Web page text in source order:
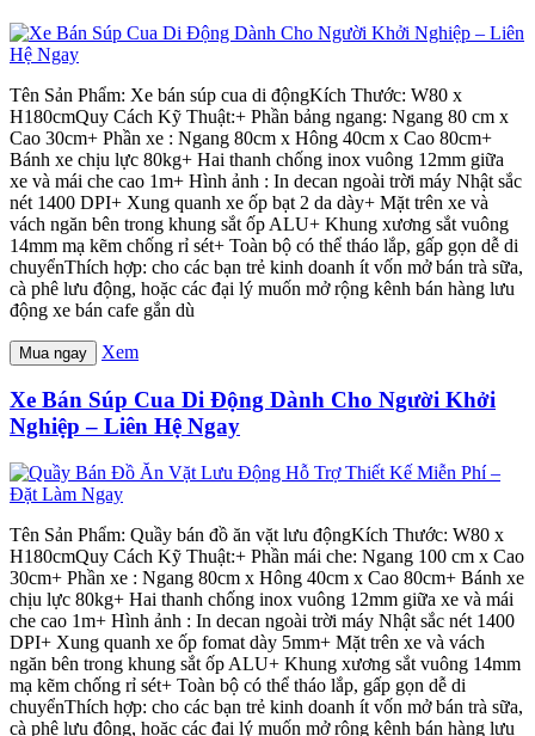
Tên Sản Phẩm: Xe bán súp cua di độngKích Thước: W80 x
H180cmQuy Cách Kỹ Thuật:+ Phần bảng ngang: Ngang 80 cm x
Cao 30cm+ Phần xe : Ngang 80cm x Hông 40cm x Cao 80cm+
Bánh xe chịu lực 80kg+ Hai thanh chống inox vuông 12mm giữa
xe và mái che cao 1m+ Hình ảnh : In decan ngoài trời máy Nhật sắc
nét 1400 DPI+ Xung quanh xe ốp bạt 2 da dày+ Mặt trên xe và
vách ngăn bên trong khung sắt ốp ALU+ Khung xương sắt vuông
14mm mạ kẽm chống rỉ sét+ Toàn bộ có thể tháo lắp, gấp gọn dễ di
chuyểnThích hợp: cho các bạn trẻ kinh doanh ít vốn mở bán trà sữa,
cà phê lưu động, hoặc các đại lý muốn mở rộng kênh bán hàng lưu
động xe bán cafe gắn dù
Mua ngay Xem
Xe Bán Súp Cua Di Động Dành Cho Người Khởi
Nghiệp – Liên Hệ Ngay
Tên Sản Phẩm: Quầy bán đồ ăn vặt lưu độngKích Thước: W80 x
H180cmQuy Cách Kỹ Thuật:+ Phần mái che: Ngang 100 cm x Cao
30cm+ Phần xe : Ngang 80cm x Hông 40cm x Cao 80cm+ Bánh xe
chịu lực 80kg+ Hai thanh chống inox vuông 12mm giữa xe và mái
che cao 1m+ Hình ảnh : In decan ngoài trời máy Nhật sắc nét 1400
DPI+ Xung quanh xe ốp fomat dày 5mm+ Mặt trên xe và vách
ngăn bên trong khung sắt ốp ALU+ Khung xương sắt vuông 14mm
mạ kẽm chống rỉ sét+ Toàn bộ có thể tháo lắp, gấp gọn dễ di
chuyểnThích hợp: cho các bạn trẻ kinh doanh ít vốn mở bán trà sữa,
cà phê lưu động, hoặc các đại lý muốn mở rộng kênh bán hàng lưu